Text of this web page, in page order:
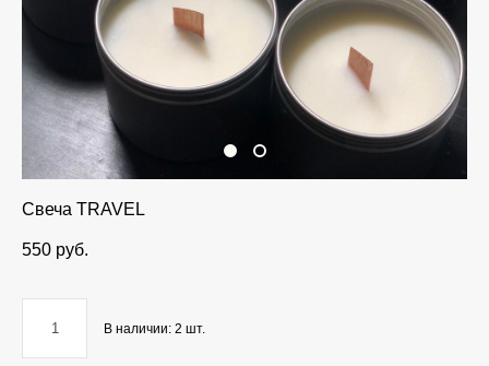
Свеча TRAVEL
550 pуб.
В наличии: 2 шт.